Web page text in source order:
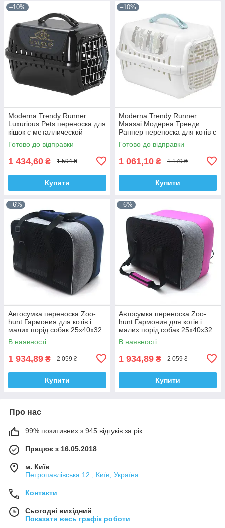
–10%
Moderna Trendy Runner
Luxurious Pets переноска для
кішок c металлической
дверцей 50,1х32х34,5 см
чорна
Готово до відправки
1 434,60 ₴ 1 594 ₴
Купити
–10%
Moderna Trendy Runner
Maasai Модерна Тренди
Раннер переноска для котів c
пластиковою дверцею
50х32х34,5 см
Готово до відправки
1 061,10 ₴ 1 179 ₴
Купити
–6%
Автосумка переноска Zoo-
hunt Гармония для котів і
малих порід собак 25х40х32
см синя
В наявності
1 934,89 ₴ 2 059 ₴
Купити
–6%
Автосумка переноска Zoo-
hunt Гармония для котів і
малих порід собак 25х40х32
см фіолетова
В наявності
1 934,89 ₴ 2 059 ₴
Купити
Про нас
99% позитивних з 945 відгуків за рік
Працює з 16.05.2018
м. Київ
Петропавлівська 12 , Київ, Україна
Контакти
Сьогодні вихідний
Показати весь графік роботи